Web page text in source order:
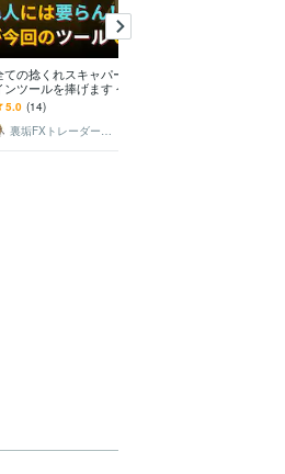
ての捻くれスキャパーが喜ぶサ
ンツールを捧げます 今回レン
相場特化の武器が欲しいという
いで開発致しました
5.0 (14)
裏垢FXトレーダーおすげ